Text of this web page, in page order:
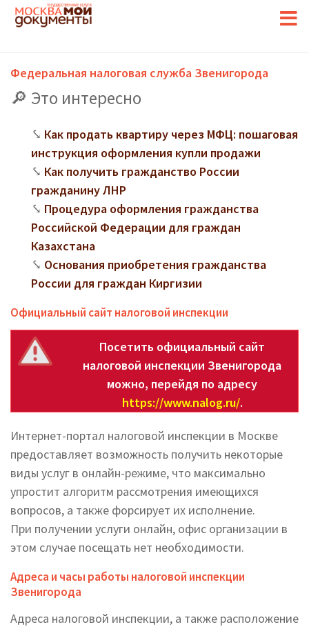
Федеральная налоговая служба Звенигорода
Это интересно
Как продать квартиру через МФЦ: пошаговая
инструкция оформления купли продажи
Как получить гражданство России
гражданину ЛНР
Процедура оформления гражданства
Российской Федерации для граждан
Казахстана
Основания приобретения гражданства
России для граждан Киргизии
Официальный сайт налоговой инспекции
Посетить официальный сайт
налоговой инспекции Звенигорода
можно, перейдя по адресу
https://www.nalog.ru/.
Интернет-портал налоговой инспекции в Москве
предоставляет возможность получить некоторые
виды услуг в онлайн-режиме, что максимально
упростит алгоритм рассмотрения имеющихся
вопросов, а также форсирует их исполнение.
При получении услуги онлайн, офис организации в
этом случае посещать нет необходимости.
Адреса и часы работы налоговой инспекции
Звенигорода
Адреса налоговой инспекции, а также расположение